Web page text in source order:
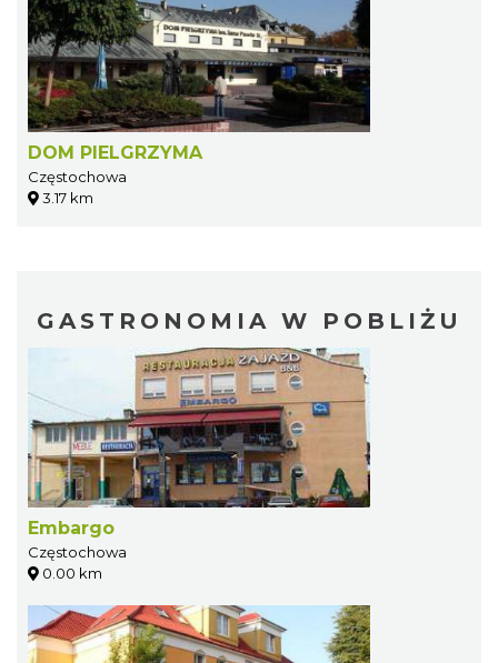
DOM PIELGRZYMA
Częstochowa
3.17 km
GASTRONOMIA W POBLIŻU
Embargo
Częstochowa
0.00 km